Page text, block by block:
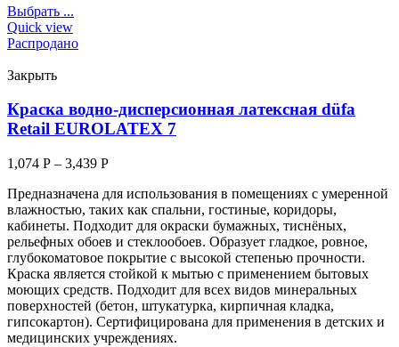
Выбрать ...
Quick view
Распродано
Закрыть
Краска водно-дисперсионная латексная düfa
Retail EUROLATEX 7
1,074 Р – 3,439 Р
Предназначена для использования в помещениях с умеренной
влажностью, таких как спальни, гостиные, коридоры,
кабинеты. Подходит для окраски бумажных, тиснёных,
рельефных обоев и стеклообоев. Образует гладкое, ровное,
глубокоматовое покрытие с высокой степенью прочности.
Краска является стойкой к мытью с применением бытовых
моющих средств. Подходит для всех видов минеральных
поверхностей (бетон, штукатурка, кирпичная кладка,
гипсокартон). Сертифицирована для применения в детских и
медицинских учреждениях.